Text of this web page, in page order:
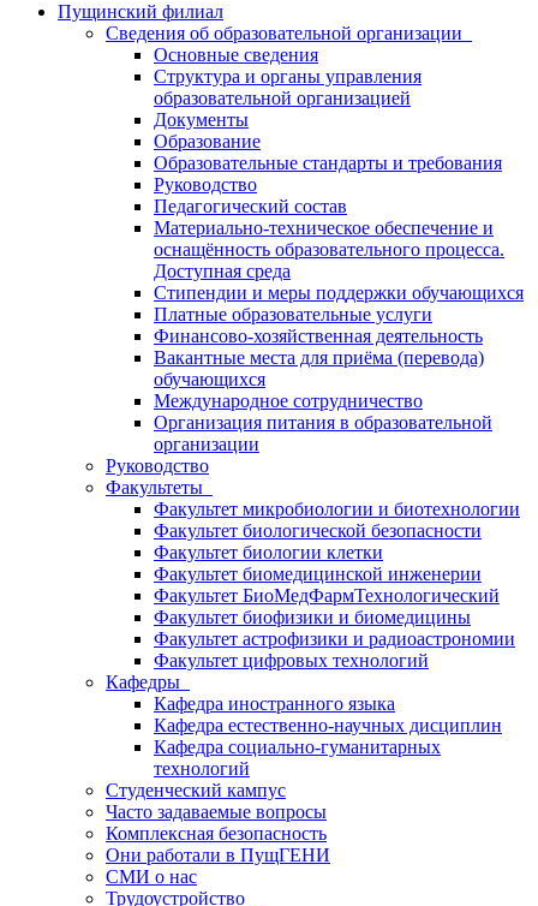
Пущинский филиал
Сведения об образовательной организации
Основные сведения
Структура и органы управления
образовательной организацией
Документы
Образование
Образовательные стандарты и требования
Руководство
Педагогический состав
Материально-техническое обеспечение и
оснащённость образовательного процесса.
Доступная среда
Стипендии и меры поддержки обучающихся
Платные образовательные услуги
Финансово-хозяйственная деятельность
Вакантные места для приёма (перевода)
обучающихся
Международное сотрудничество
Организация питания в образовательной
организации
Руководство
Факультеты
Факультет микробиологии и биотехнологии
Факультет биологической безопасности
Факультет биологии клетки
Факультет биомедицинской инженерии
Факультет БиоМедФармТехнологический
Факультет биофизики и биомедицины
Факультет астрофизики и радиоастрономии
Факультет цифровых технологий
Кафедры
Кафедра иностранного языка
Кафедра естественно-научных дисциплин
Кафедра социально-гуманитарных
технологий
Студенческий кампус
Часто задаваемые вопросы
Комплексная безопасность
Они работали в ПущГЕНИ
СМИ о нас
Трудоустройство